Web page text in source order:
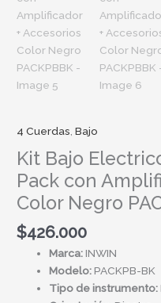
4 Cuerdas,Bajo
Kit Bajo
Pack con
Color Negro
$426.000
Marca:INWIN
Modelo:PACKPB-BK
Tipo de instrumento: